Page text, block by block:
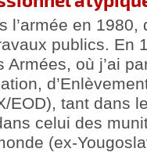
l’armée en 1980,
publics. En
où j’ai
EOD), tant dans
celui des
(ex-